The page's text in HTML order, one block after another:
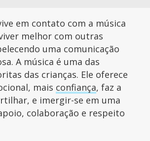
em contato com a música
melhor com outras
uma comunicação
A música é uma das
das crianças. Ele oferece
mais confiança, faz a
e imergir-se em uma
colaboração e respeito